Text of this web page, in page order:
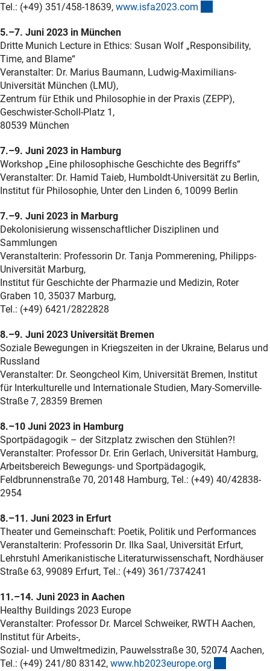
Tel.: (+49) 351/458-18639, www.isfa2023.com
5.–7. Juni 2023 in München
Dritte Munich Lecture in Ethics: Susan Wolf „Responsibility,
Time, and Blame“
Veranstalter: Dr. Marius Baumann, Ludwig-Maximilians-
Universität München (LMU),
Zentrum für Ethik und Philosophie in der Praxis (ZEPP),
Geschwister-Scholl-Platz 1,
80539 München
7.–9. Juni 2023 in Hamburg
Workshop „Eine philosophische Geschichte des Begriffs“
Veranstalter: Dr. Hamid Taieb, Humboldt-Universität zu Berlin,
Institut für Philosophie, Unter den Linden 6, 10099 Berlin
7.–9. Juni 2023 in Marburg
Dekolonisierung wissenschaftlicher Disziplinen und
Sammlungen
Veranstalterin: Professorin Dr. Tanja Pommerening, Philipps-
Universität Marburg,
Institut für Geschichte der Pharmazie und Medizin, Roter
Graben 10, 35037 Marburg,
Tel.: (+49) 6421/2822828
8.–9. Juni 2023 Universität Bremen
Soziale Bewegungen in Kriegszeiten in der Ukraine, Belarus und
Russland
Veranstalter: Dr. Seongcheol Kim, Universität Bremen, Institut
für Interkulturelle und Internationale Studien, Mary-Somerville-
Straße 7, 28359 Bremen
8.–10 Juni 2023 in Hamburg
Sportpädagogik – der Sitzplatz zwischen den Stühlen?!
Veranstalter: Professor Dr. Erin Gerlach, Universität Hamburg,
Arbeitsbereich Bewegungs- und Sportpädagogik,
Feldbrunnenstraße 70, 20148 Hamburg, Tel.: (+49) 40/42838-
2954
8.–11. Juni 2023 in Erfurt
Theater und Gemeinschaft: Poetik, Politik und Performances
Veranstalterin: Professorin Dr. Ilka Saal, Universität Erfurt,
Lehrstuhl Amerikanistische Literaturwissenschaft, Nordhäuser
Straße 63, 99089 Erfurt, Tel.: (+49) 361/7374241
11.–14. Juni 2023 in Aachen
Healthy Buildings 2023 Europe
Veranstalter: Professor Dr. Marcel Schweiker, RWTH Aachen,
Institut für Arbeits-,
Sozial- und Umweltmedizin, Pauwelsstraße 30, 52074 Aachen,
Tel.: (+49) 241/80 83142, www.hb2023europe.org